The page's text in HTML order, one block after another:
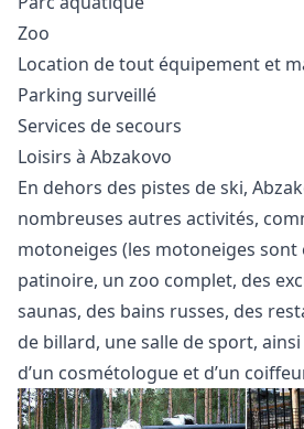
Zoo
Location de tout équipement et
Parking surveillé
Services de secours
Loisirs à Abzakovo
En dehors des pistes de ski,
nombreuses autres activités,
motoneiges (les motoneiges sont
patinoire, un zoo complet, des
saunas, des bains russes, des
de billard, une salle de sport,
d’un cosmétologue et d’un